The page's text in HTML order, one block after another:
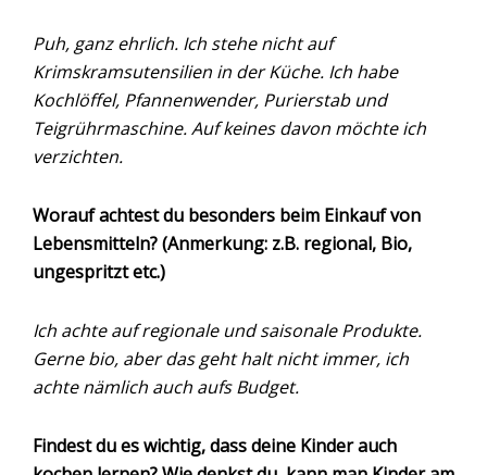
Puh, ganz ehrlich. Ich stehe nicht auf
Krimskramsutensilien in der Küche. Ich habe
Kochlöffel, Pfannenwender, Purierstab und
Teigrührmaschine. Auf keines davon möchte ich
verzichten.
Worauf achtest du besonders beim Einkauf von
Lebensmitteln? (Anmerkung: z.B. regional, Bio,
ungespritzt etc.)
Ich achte auf regionale und saisonale Produkte.
Gerne bio, aber das geht halt nicht immer, ich
achte nämlich auch aufs Budget.
Findest du es wichtig, dass deine Kinder auch